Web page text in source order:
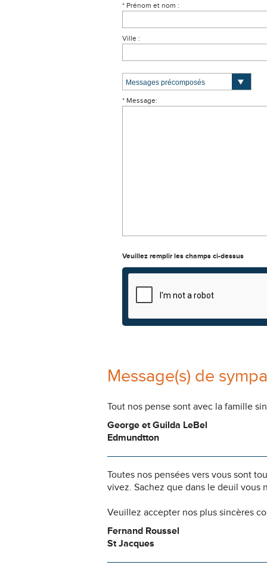
* Prénom et nom :
Ville :
* Message:
Veuillez remplir les champs ci-dessus
Message(s) de
Tout nos pense sont avec la famille
George et Guilda LeBel
Edmundtton
Toutes nos pensées vers vous sont
vivez. Sachez que dans le deuil vous
Veuillez accepter nos plus sincères
Fernand Roussel
St Jacques